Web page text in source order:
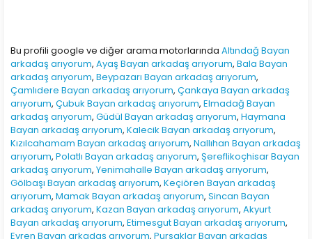
Bu profili google ve diğer arama motorlarındaAltındağ Bayan
arkadaş arıyorum,Ayaş Bayan arkadaş arıyorum,Bala Bayan
arkadaş arıyorum,Beypazarı Bayan arkadaş arıyorum,
Çamlıdere Bayan arkadaş arıyorum,Çankaya Bayan arkadaş
arıyorum,Çubuk Bayan arkadaş arıyorum,Elmadağ Bayan
arkadaş arıyorum,Güdül Bayan arkadaş arıyorum,Haymana
Bayan arkadaş arıyorum,Kalecik Bayan arkadaş arıyorum,
Kızılcahamam Bayan arkadaş arıyorum,Nallıhan Bayan arkadaş
arıyorum,Polatlı Bayan arkadaş arıyorum,Şereflikoçhisar Bayan
arkadaş arıyorum,Yenimahalle Bayan arkadaş arıyorum,
Gölbaşı Bayan arkadaş arıyorum,Keçiören Bayan arkadaş
arıyorum,Mamak Bayan arkadaş arıyorum,Sincan Bayan
arkadaş arıyorum,Kazan Bayan arkadaş arıyorum,Akyurt
Bayan arkadaş arıyorum,Etimesgut Bayan arkadaş arıyorum,
Evren Bayan arkadaş arıyorum,Pursaklar Bayan arkadaş